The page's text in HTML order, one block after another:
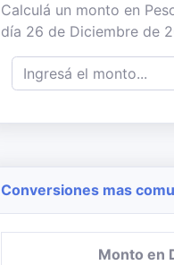
Calculá un monto en
día 26 de Diciembre de
Conversiones mas
Monto en